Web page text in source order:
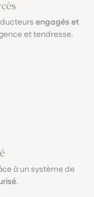
engagés et
et tendresse.
à un système de
.